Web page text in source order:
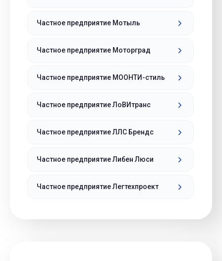
Частное предприятие Мотыль
Частное предприятие Моторград
Частное предприятие МООНТИ-стиль
Частное предприятие ЛоВИтранс
Частное предприятие ЛЛС Брендс
Частное предприятие Либен Люси
Частное предприятие Легтехпроект